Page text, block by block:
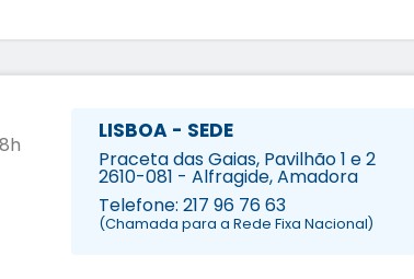
LISBOA - SEDE
Praceta das Gaias, Pavilhão 1 e 2
2610-081 - Alfragide, Amadora
Telefone: 217 96 76 63
(Chamada para a Rede Fixa Nacional)